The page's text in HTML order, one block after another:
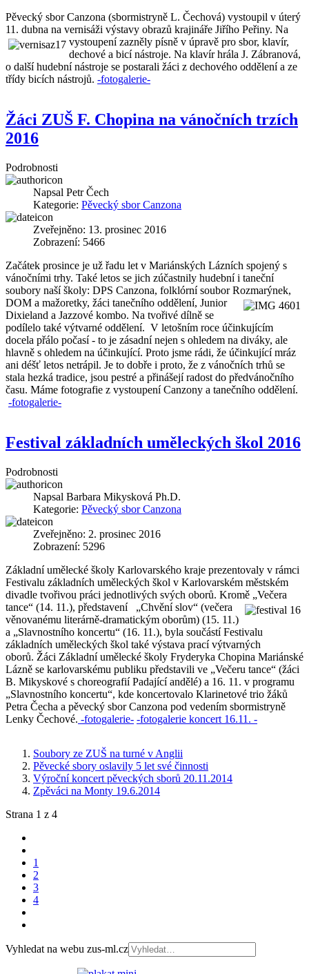
Pěvecký sbor Canzona (sbormistryně L. Čechová) vystoupil v úterý
11. dubna na vernisáži výstavy obrazů krajináře Jiřího Peřiny. Na
vystoupení zazněly písně v úpravě pro sbor, klavír,
dechové a bicí nástroje. Na klavír hrála J. Zábranová,
o další hudební nástroje se postarali žáci z dechového oddělení a ze
třídy bicích nástrojů. -fotogalerie-
Žáci ZUŠ F. Chopina na vánočních trzích
2016
Podrobnosti
Napsal Petr Čech
Kategorie: Pěvecký sbor Canzona
Zveřejněno: 13. prosinec 2016
Zobrazení: 5466
Začátek prosince je už řadu let v Mariánských Lázních spojený s
vánočními trhy. Také letos se jich zúčastnily hudební i taneční
soubory naší školy: DPS Canzona, folklórní soubor Rozmarýnek,
DOM a mažoretky, žáci tanečního oddělení, Junior
Dixieland a Jazzové kombo. Na tvořivé dílně se
podílelo také výtvarné oddělení. V letošním roce účinkujícím
docela přálo počasí - to je zásadní nejen s ohledem na diváky, ale
hlavně s ohledem na účinkující. Proto jsme rádi, že účinkující mráz
ani déšť letos netrápil. Je to dobře i proto, že z vánočních trhů se
stala hezká tradice, jsou pestré a přinášejí radost do předvánočního
času. Máme fotografie z vystoupení Canzony a tanečního oddělení.
-fotogalerie-
Festival základních uměleckých škol 2016
Podrobnosti
Napsal Barbara Mikysková Ph.D.
Kategorie: Pěvecký sbor Canzona
Zveřejněno: 2. prosinec 2016
Zobrazení: 5296
Základní umělecké školy Karlovarského kraje prezentovaly v rámci
Festivalu základních uměleckých škol v Karlovarském městském
divadle tvořivou práci jednotlivých svých oborů. Kromě „Večera
tance“ (14. 11.), představení
„Chvění slov“ (večera
věnovanému literárně-dramatickým oborům) (15. 11.)
a „Slavnostního koncertu“ (16. 11.), byla součástí Festivalu
základních uměleckých škol také výstava prací výtvarných
oborů. Žáci Základní umělecké školy Fryderyka Chopina Mariánské
Lázně se karlovarskému publiku představili ve „Večeru tance“ (žáci
B. Mikyskové s choreografií Padající andělé) a 16. 11. v programu
„Slavnostního koncertu“, kde koncertovalo Klarinetové trio žáků
Petra Čecha a pěvecký sbor Canzona pod vedením sbormistryně
Lenky Čechové. -fotogalerie- -fotogalerie koncert 16.11. -
Soubory ze ZUŠ na turné v Anglii
Pěvecké sbory oslavily 5 let své činnosti
Výroční koncert pěveckých sborů 20.11.2014
Zpěváci na Monty 19.6.2014
Strana 1 z 4
1
2
3
4
Vyhledat na webu zus-ml.cz